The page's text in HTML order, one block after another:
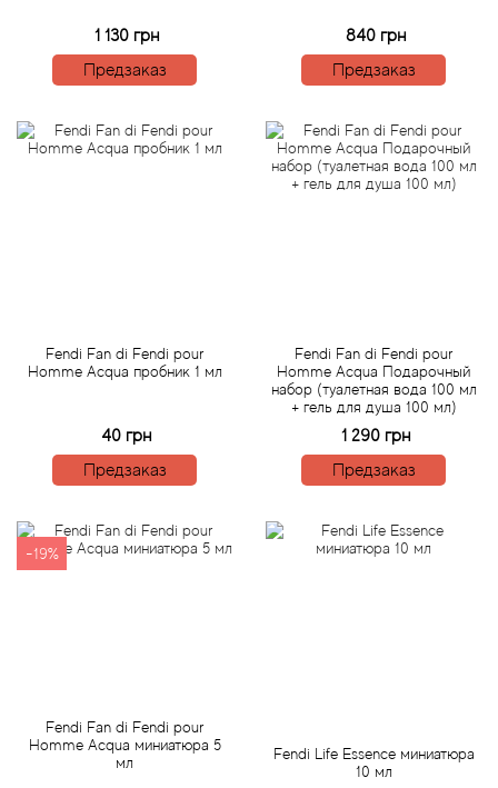
1 130 грн
Предзаказ
840 грн
Предзаказ
Fendi Fan di Fendi pour
Homme Acqua пробник 1 мл
40 грн
Предзаказ
Fendi Fan di Fendi pour
Homme Acqua Подарочный
набор (туалетная вода 100 мл
+ гель для душа 100 мл)
1 290 грн
Предзаказ
-19%
Fendi Fan di Fendi pour
Homme Acqua миниатюра 5
мл
Fendi Life Essence миниатюра
10 мл
Annick Goutal
Antonia's Flowers
Aquolina
Arabiyat
Aramis
Ariana Grande
Arrogance